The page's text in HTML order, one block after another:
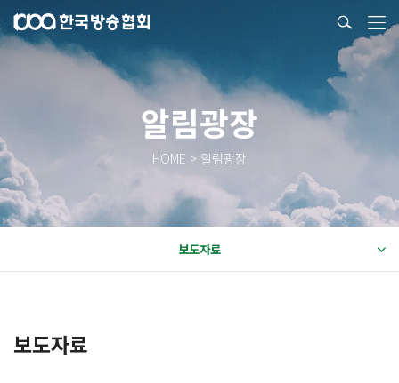
알림광장
HOME > 알림광장
보도자료
보도자료